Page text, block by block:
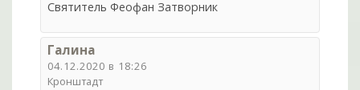
Святитель Феофан Затворник
Галина
04.12.2020 в 18:26
Кронштадт